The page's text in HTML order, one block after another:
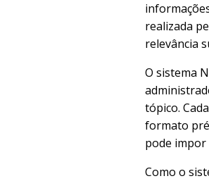
realizada
relevância
O sistema
tópico.
formato
pode impor
Como o